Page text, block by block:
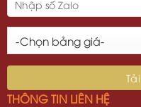
THÔNG TIN LIÊN HỆ